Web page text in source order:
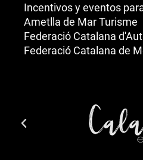
Incentivos y eventos
Ametlla de Mar Turisme
Federació Catalana
Federació Catalana de